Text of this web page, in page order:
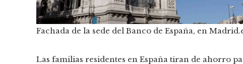
Fachada de la sede del Banco de España, en Madrid.
Las familias residentes en España tiran de ahorro